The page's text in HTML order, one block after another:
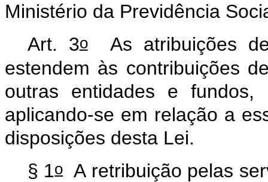
Ministério da Previdência
Art.
3o As atribuições
estendem às contribuições
outras
entidades e fundos,
aplicando-se em relação a
disposições desta
§ 1o A retribuição pelas